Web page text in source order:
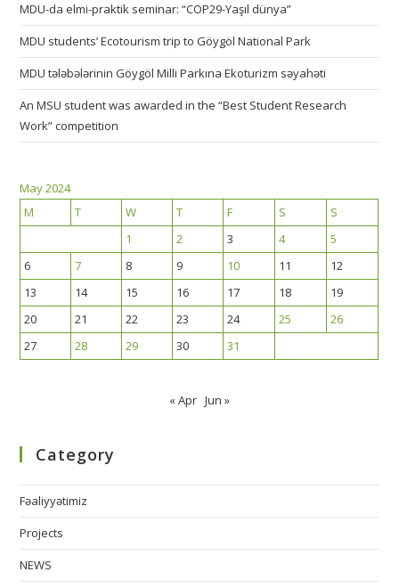
MDU-da elmi-praktik seminar: “COP29-Yaşıl dünya”
MDU students’ Ecotourism trip to Göygöl National Park
MDU tələbələrinin Göygöl Milli Parkına Ekoturizm səyahəti
An MSU student was awarded in the “Best Student Research
Work” competition
May 2024
M
T W T F S
S
1
2 3 4
5
6
7 8 9 10 11
12
13
14 15 16 17 18
19
20
21 22 23 24 25
26
27
28 29 30 31
« Apr Jun »
Category
Fəaliyyətimiz
Projects
NEWS